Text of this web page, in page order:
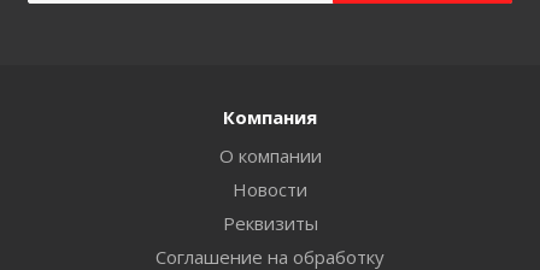
Компания
О компании
Новости
Реквизиты
Соглашение на обработку